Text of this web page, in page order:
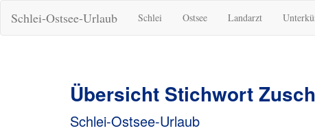
Schlei-Ostsee-Urlaub Schlei Ostsee Landarzt
Übersicht Stichwort
Schlei-Ostsee-Urlaub